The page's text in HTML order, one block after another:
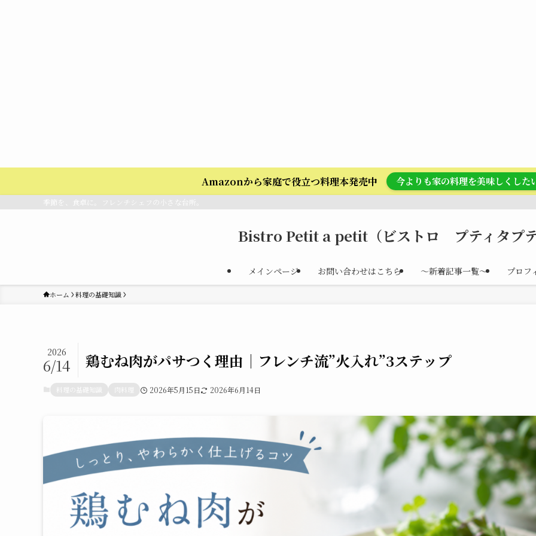
Amazonから家庭で役立つ料理本発売中 今よりも家の料理を美味しくした
季節を、食卓に。フレンチシェフの小さな台所。
Bistro Petit a petit（ビストロ プティタプ
メインページ お問い合わせはこちら 〜新着記事一覧〜 プロフ
ホーム 料理の基礎知識
鶏むね肉がパサつく理由｜フレンチ流”火入れ”3ステップ
2026
6/14
料理の基礎知識 肉料理 2026年5月15日 2026年6月14日